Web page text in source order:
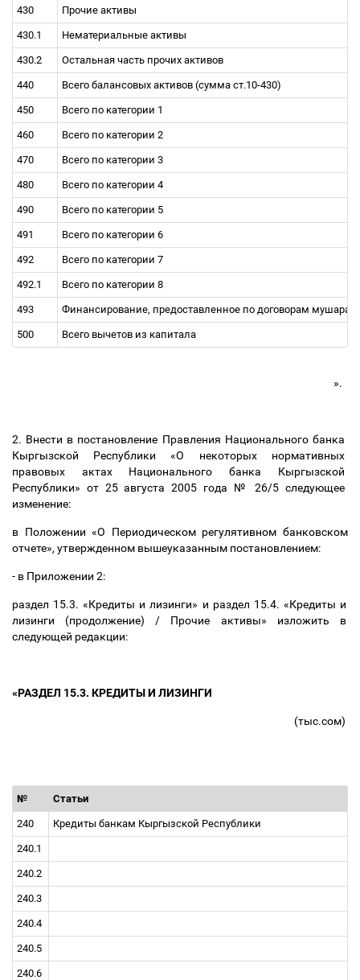
430 Прочие активы
430.1 Нематериальные активы
430.2 Остальная часть прочих активов
440 Всего балансовых активов (сумма ст.10-430)
450 Всего по категории 1
460 Всего по категории 2
470 Всего по категории 3
480 Всего по категории 4
490 Всего по категории 5
491 Всего по категории 6
492 Всего по категории 7
492.1 Всего по категории 8
493 Финансирование, предоставленное по договорам
500 Всего вычетов из капитала
».
2. Внести в постановление Правления Национального банка
Кыргызской Республики «О некоторых нормативных
правовых актах Национального банка Кыргызской
Республики» от 25 августа 2005 года № 26/5 следующее
изменение:
в Положении «О Периодическом регулятивном банковском
отчете», утвержденном вышеуказанным постановлением:
- в Приложении 2:
раздел 15.3. «Кредиты и лизинги» и раздел 15.4. «Кредиты и
лизинги (продолжение) / Прочие активы» изложить в
следующей редакции:
«РАЗДЕЛ 15.3. КРЕДИТЫ И ЛИЗИНГИ
(тыс.сом)
№ Статьи
240 Кредиты банкам Кыргызской Республики
240.1
240.2
240.3
240.4
240.5
240.6